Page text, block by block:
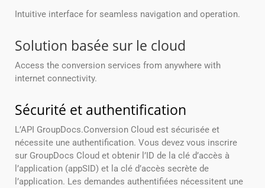
Intuitive interface for seamless navigation and operation.
Solution basée sur le cloud
Access the conversion services from anywhere with
internet connectivity.
Sécurité et authentification
L’API GroupDocs.Conversion Cloud est sécurisée et
nécessite une authentification. Vous devez vous inscrire
sur GroupDocs Cloud et obtenir l’ID de la clé d’accès à
l’application (appSID) et la clé d’accès secrète de
l’application. Les demandes authentifiées nécessitent une